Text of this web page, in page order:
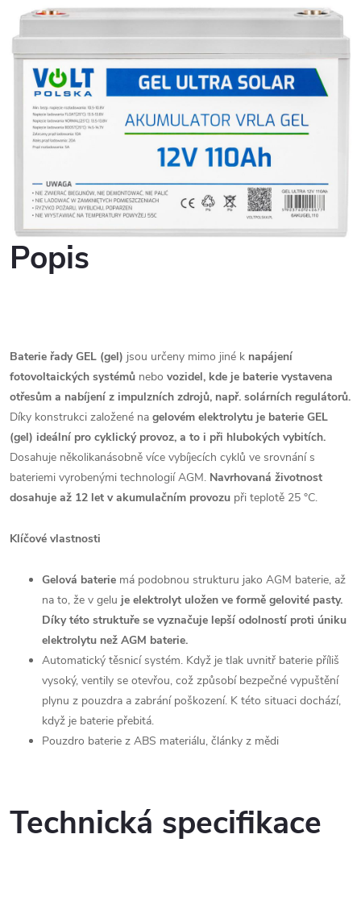
Popis
Baterie řady GEL (gel) jsou určeny mimo jiné k napájení
fotovoltaických systémů nebo vozidel, kde je baterie vystavena
otřesům a nabíjení z impulzních zdrojů, např. solárních regulátorů.
Díky konstrukci založené na gelovém elektrolytu je baterie GEL
(gel) ideální pro cyklický provoz, a to i při hlubokých vybitích.
Dosahuje několikanásobně více vybíjecích cyklů ve srovnání s
bateriemi vyrobenými technologií AGM. Navrhovaná životnost
dosahuje až 12 let v akumulačním provozu při teplotě 25 °C.
Klíčové vlastnosti
Gelová baterie má podobnou strukturu jako AGM baterie, až
na to, že v gelu je elektrolyt uložen ve formě gelovité pasty.
Díky této struktuře se vyznačuje lepší odolností proti úniku
elektrolytu než AGM baterie.
Automatický těsnicí systém. Když je tlak uvnitř baterie příliš
vysoký, ventily se otevřou, což způsobí bezpečné vypuštění
plynu z pouzdra a zabrání poškození. K této situaci dochází,
když je baterie přebitá.
Pouzdro baterie z ABS materiálu, články z mědi
Technická specifikace